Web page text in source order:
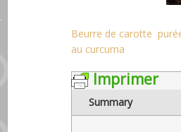
Beurre de carotte
au curcuma
Imprimer
Summary